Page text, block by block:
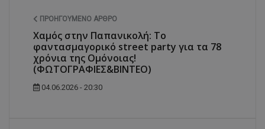
ΠΡΟΗΓΟΎΜΕΝΟ ΆΡΘΡΟ
Χαμός στην Παπανικολή: Το
φαντασμαγορικό street party για τα 78
χρόνια της Ομόνοιας!
(ΦΩΤΟΓΡΑΦΙΕΣ&ΒΙΝΤΕΟ)
04.06.2026 - 20:30